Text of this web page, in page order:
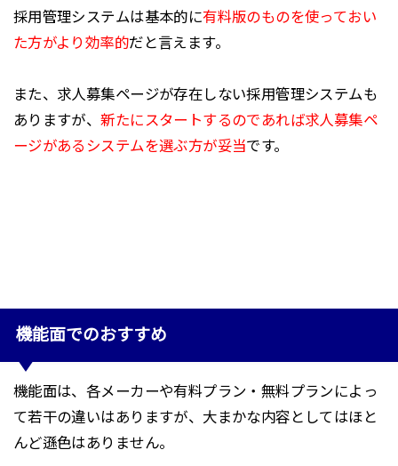
採用管理システムは基本的に有料版のものを使っておい
た方がより効率的だと言えます。
また、求人募集ページが存在しない採用管理システムも
ありますが、新たにスタートするのであれば求人募集ペ
ージがあるシステムを選ぶ方が妥当です。
機能面でのおすすめ
機能面は、各メーカーや有料プラン・無料プランによっ
て若干の違いはありますが、大まかな内容としてはほと
んど遜色はありません。